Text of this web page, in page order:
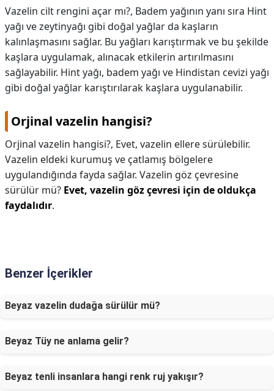
Vazelin cilt rengini açar mı?, Badem yağının yanı sıra Hint
yağı ve zeytinyağı gibi doğal yağlar da kaşların
kalınlaşmasını sağlar. Bu yağları karıştırmak ve bu şekilde
kaşlara uygulamak, alınacak etkilerin artırılmasını
sağlayabilir. Hint yağı, badem yağı ve Hindistan cevizi yağı
gibi doğal yağlar karıştırılarak kaşlara uygulanabilir.
Orjinal vazelin hangisi?
Orjinal vazelin hangisi?, Evet, vazelin ellere sürülebilir.
Vazelin eldeki kurumuş ve çatlamış bölgelere
uygulandığında fayda sağlar. Vazelin göz çevresine
sürülür mü? Evet, vazelin göz çevresi için de oldukça
faydalıdır.
Benzer İçerikler
Beyaz vazelin dudağa sürülür mü?
Beyaz Tüy ne anlama gelir?
Beyaz tenli insanlara hangi renk ruj yakışır?